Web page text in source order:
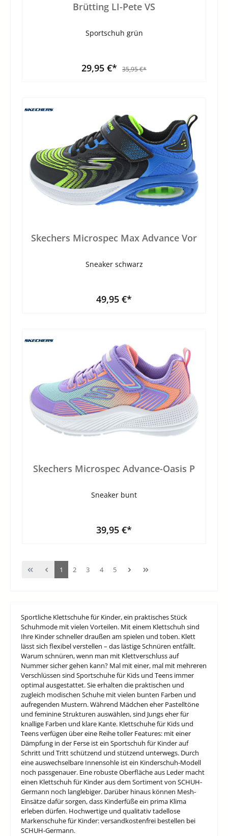
Brütting LI-Pete VS
Sportschuh grün
29,95 €* 35,95 €*
Skechers Microspec Max Advance Vor
Sneaker schwarz
49,95 €*
Skechers Microspec Advance-Oasis P
Sneaker bunt
39,95 €*
1 2 3 4 5
Sportliche Klettschuhe für Kinder, ein praktisches Stück
Schuhmode mit vielen Vorteilen. Mit einem Klettschuh sind
Ihre Kinder schneller draußen am spielen und toben. Klett
lässt sich flexibel verstellen – das lästige Schnüren entfällt.
Warum schnüren, wenn man mit Klettverschluss auf
Nummer sicher gehen kann? Mal mit einer, mal mit mehreren
Verschlüssen sind Sportschuhe für Kids und Teens immer
optimal ausgestattet. Sie erhalten die praktischen und
zugleich modischen Schuhe mit vielen bunten Farben und
aufregenden Mustern. Während Mädchen eher Pastelltöne
und feminine Strukturen auswählen, sind Jungs eher für
knallige Farben und klare Kante. Klettschuhe für Kids und
Teens verfügen über eine Reihe toller Features: mit einer
Dämpfung in der Ferse ist ein Sportschuh für Kinder auf
Schritt und Tritt schützend und stützend unterwegs. Durch
eine auswechselbare Innensohle ist ein Kinderschuh-Modell
noch passgenauer. Eine robuste Oberfläche aus Leder macht
einen Klettschuh für Kinder aus dem Sortiment von SCHUH-
Germann noch langlebiger. Darüber hinaus können Mesh-
Einsätze dafür sorgen, dass Kinderfüße ein prima Klima
erleben dürfen. Hochwertige und qualitativ tadellose
Markenschuhe für Kinder: versandkostenfrei bestellen bei
SCHUH-Germann.